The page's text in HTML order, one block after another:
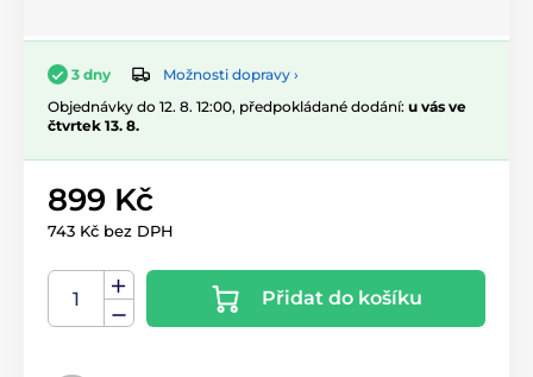
3 dny
Možnosti dopravy ›
Objednávky do 12. 8. 12:00, předpokládané dodání: u vás ve
čtvrtek 13. 8.
899 Kč
743 Kč bez DPH
Přidat do košíku